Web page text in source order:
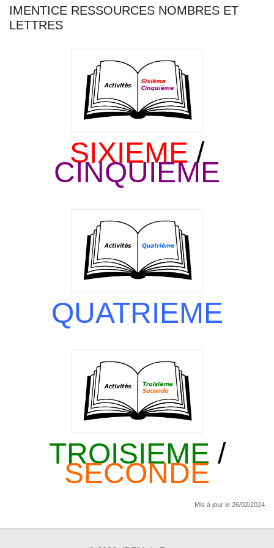
IMENTICE RESSOURCES NOMBRES ET
LETTRES
SIXIEME /
CINQUIEME
QUATRIEME
TROISIEME /
SECONDE
Mis à jour le 26/02/2024